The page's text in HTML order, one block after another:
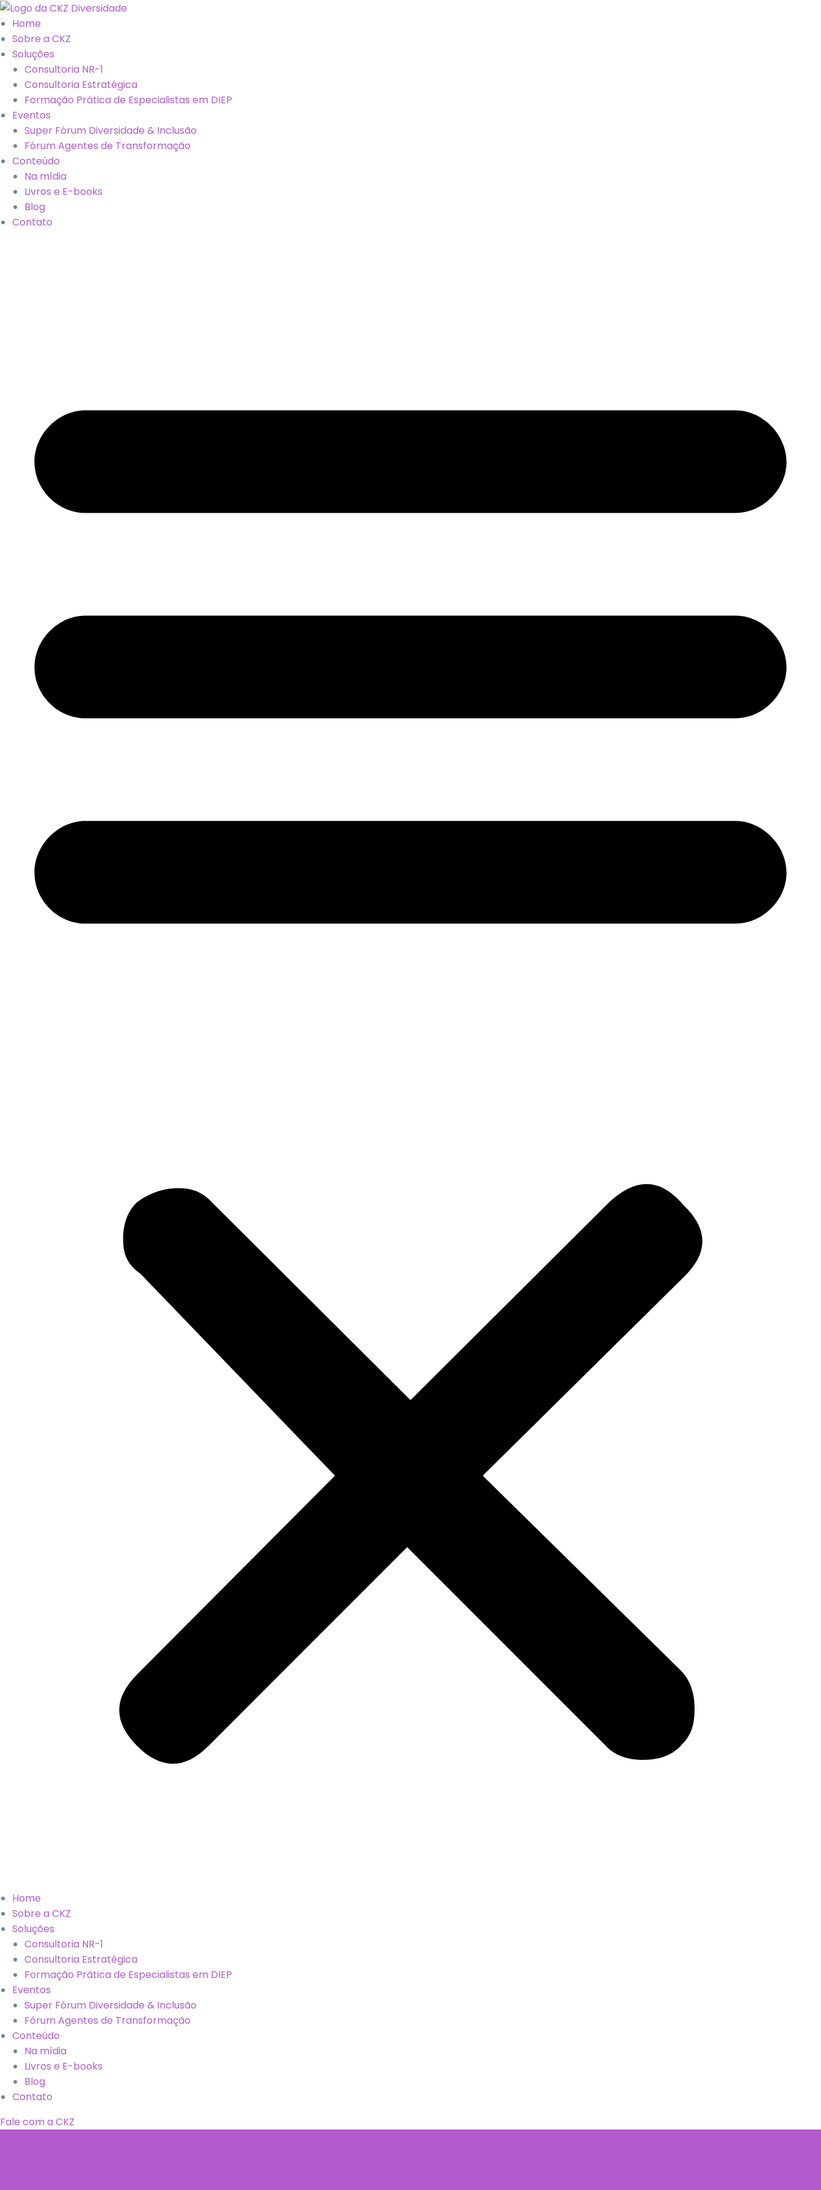
Home
Sobre a CKZ
Soluções
Consultoria NR-1
Consultoria Estratégica
Formação Prática de Especialistas em DIEP
Eventos
Super Fórum Diversidade & Inclusão
Fórum Agentes de Transformação
Conteúdo
Na mídia
Livros e E-books
Blog
Contato
Home
Sobre a CKZ
Soluções
Consultoria NR-1
Consultoria Estratégica
Formação Prática de Especialistas em DIEP
Eventos
Super Fórum Diversidade & Inclusão
Fórum Agentes de Transformação
Conteúdo
Na mídia
Livros e E-books
Blog
Contato
Fale com a CKZ